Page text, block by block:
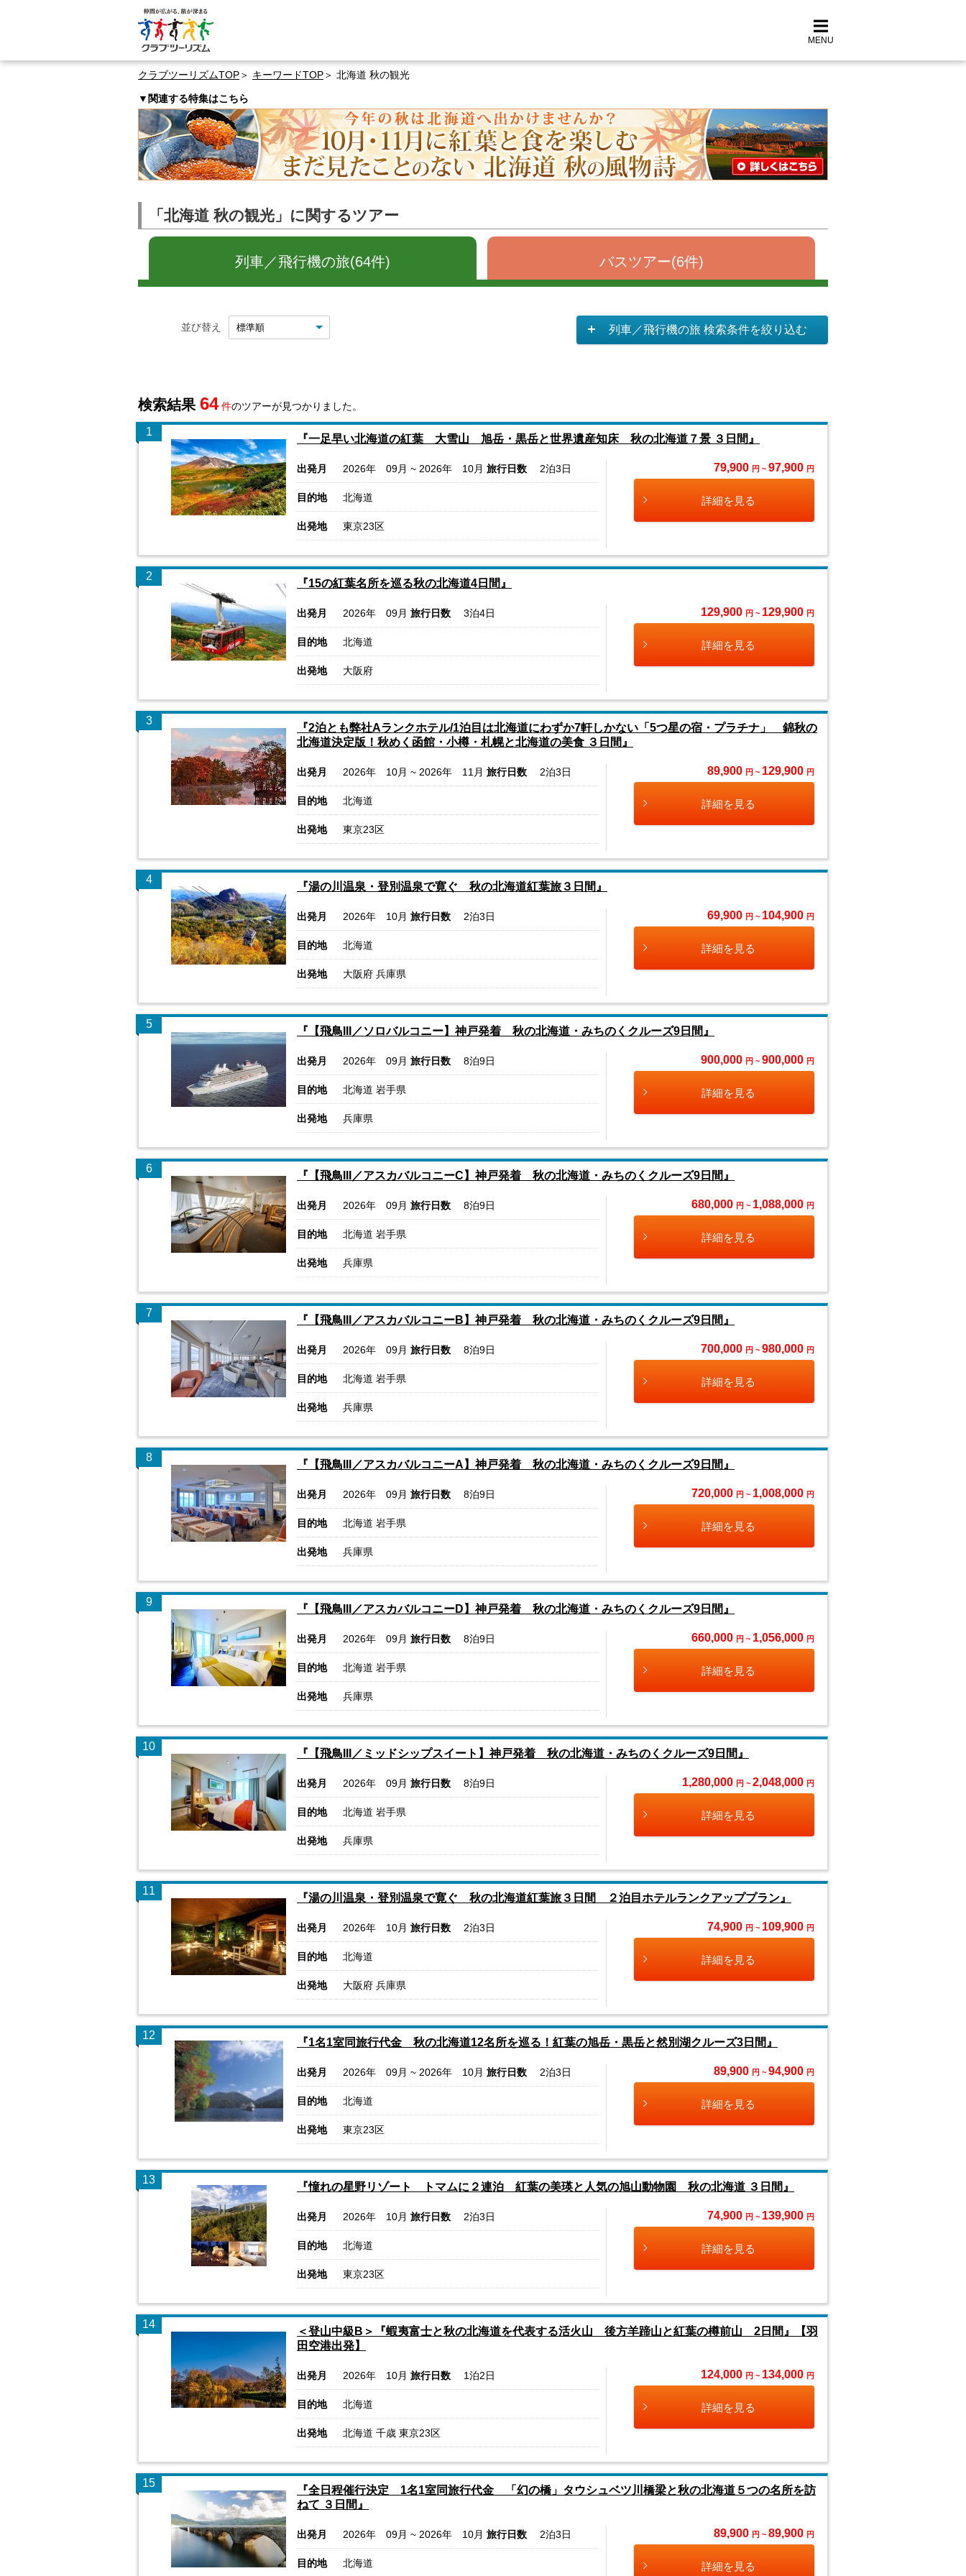
MENU
クラブツーリズムTOP キーワードTOP 北海道 秋の観光
▼関連する特集はこちら
「北海道 秋の観光」に関するツアー
列車／飛行機の旅(64件) バスツアー(6件)
並び替え 列車／飛行機の旅 検索条件を絞り込む
検索結果 64 件のツアーが見つかりました。
1
『一足早い北海道の紅葉 大雪山 旭岳・黒岳と世界遺産知床 秋の北海道７景 ３日間』
出発月 2026年 09月 ~ 2026年 10月 旅行日数 2泊3日
目的地 北海道
出発地 東京23区
79,900 円 ~ 97,900 円
詳細を見る
2
『15の紅葉名所を巡る秋の北海道4日間』
出発月 2026年 09月 旅行日数 3泊4日
目的地 北海道
出発地 大阪府
129,900 円 ~ 129,900 円
詳細を見る
3
『2泊とも弊社Aランクホテル/1泊目は北海道にわずか7軒しかない「5つ星の宿・プラチナ」 錦秋の
北海道決定版！秋めく函館・小樽・札幌と北海道の美食 ３日間』
出発月 2026年 10月 ~ 2026年 11月 旅行日数 2泊3日
目的地 北海道
出発地 東京23区
89,900 円 ~ 129,900 円
詳細を見る
4
『湯の川温泉・登別温泉で寛ぐ 秋の北海道紅葉旅３日間』
出発月 2026年 10月 旅行日数 2泊3日
目的地 北海道
出発地 大阪府 兵庫県
69,900 円 ~ 104,900 円
詳細を見る
5
『【飛鳥III／ソロバルコニー】神戸発着 秋の北海道・みちのくクルーズ9日間』
出発月 2026年 09月 旅行日数 8泊9日
目的地 北海道 岩手県
出発地 兵庫県
900,000 円 ~ 900,000 円
詳細を見る
6
『【飛鳥III／アスカバルコニーC】神戸発着 秋の北海道・みちのくクルーズ9日間』
出発月 2026年 09月 旅行日数 8泊9日
目的地 北海道 岩手県
出発地 兵庫県
680,000 円 ~ 1,088,000 円
詳細を見る
7
『【飛鳥III／アスカバルコニーB】神戸発着 秋の北海道・みちのくクルーズ9日間』
出発月 2026年 09月 旅行日数 8泊9日
目的地 北海道 岩手県
出発地 兵庫県
700,000 円 ~ 980,000 円
詳細を見る
8
『【飛鳥III／アスカバルコニーA】神戸発着 秋の北海道・みちのくクルーズ9日間』
出発月 2026年 09月 旅行日数 8泊9日
目的地 北海道 岩手県
出発地 兵庫県
720,000 円 ~ 1,008,000 円
詳細を見る
9
『【飛鳥III／アスカバルコニーD】神戸発着 秋の北海道・みちのくクルーズ9日間』
出発月 2026年 09月 旅行日数 8泊9日
目的地 北海道 岩手県
出発地 兵庫県
660,000 円 ~ 1,056,000 円
詳細を見る
10
『【飛鳥III／ミッドシップスイート】神戸発着 秋の北海道・みちのくクルーズ9日間』
出発月 2026年 09月 旅行日数 8泊9日
目的地 北海道 岩手県
出発地 兵庫県
1,280,000 円 ~ 2,048,000 円
詳細を見る
11
『湯の川温泉・登別温泉で寛ぐ 秋の北海道紅葉旅３日間 ２泊目ホテルランクアッププラン』
出発月 2026年 10月 旅行日数 2泊3日
目的地 北海道
出発地 大阪府 兵庫県
74,900 円 ~ 109,900 円
詳細を見る
12
『1名1室同旅行代金 秋の北海道12名所を巡る！紅葉の旭岳・黒岳と然別湖クルーズ3日間』
出発月 2026年 09月 ~ 2026年 10月 旅行日数 2泊3日
目的地 北海道
出発地 東京23区
89,900 円 ~ 94,900 円
詳細を見る
13
『憧れの星野リゾート トマムに２連泊 紅葉の美瑛と人気の旭山動物園 秋の北海道 ３日間』
出発月 2026年 10月 旅行日数 2泊3日
目的地 北海道
出発地 東京23区
74,900 円 ~ 139,900 円
詳細を見る
14
＜登山中級B＞『蝦夷富士と秋の北海道を代表する活火山 後方羊蹄山と紅葉の樽前山 2日間』【羽
田空港出発】
出発月 2026年 10月 旅行日数 1泊2日
目的地 北海道
出発地 北海道 千歳 東京23区
124,000 円 ~ 134,000 円
詳細を見る
15
『全日程催行決定 1名1室同旅行代金 「幻の橋」タウシュベツ川橋梁と秋の北海道５つの名所を訪
ねて ３日間』
出発月 2026年 09月 ~ 2026年 10月 旅行日数 2泊3日
目的地 北海道
89,900 円 ~ 89,900 円
詳細を見る